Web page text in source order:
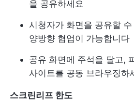
을 공유하세요
시청자가 화면을 공유할
양방향 협업이 가능합니다
공유 화면에 주석을 달고,
사이트를 공동 브라우징하
스크린리프 한도